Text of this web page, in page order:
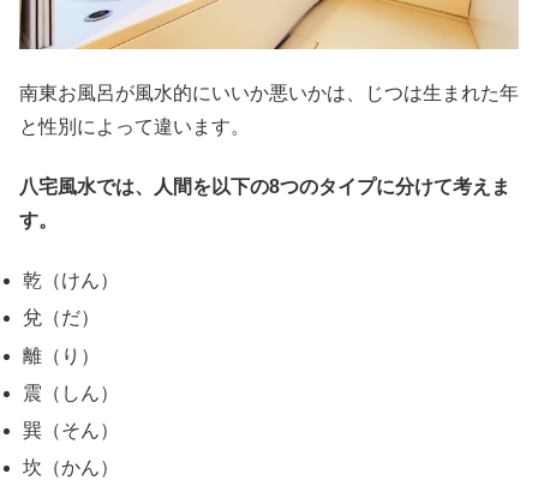
南東お風呂が風水的にいいか悪いかは、じつは生まれた年
と性別によって違います。
八宅風水では、人間を以下の8つのタイプに分けて考えま
す。
乾（けん）
兌（だ）
離（り）
震（しん）
巽（そん）
坎（かん）